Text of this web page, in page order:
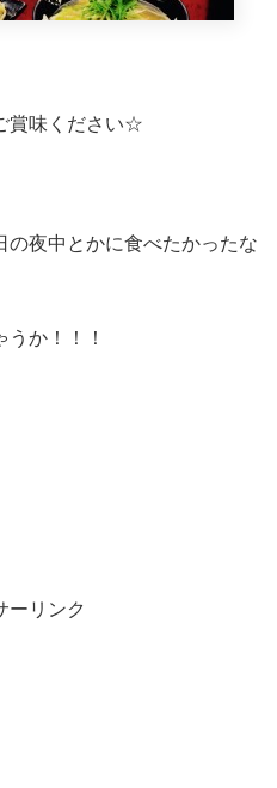
賞味ください☆
の夜中とかに食べたかったな
か！！！
ーリンク